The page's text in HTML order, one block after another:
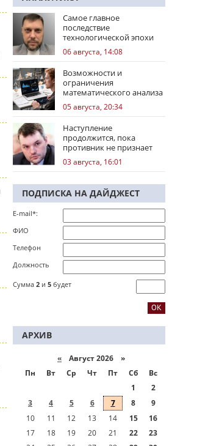
Самое главное
последствие
технологической эпохи
06 августа, 14:08
Возможности и
ограничения
математического анализа
избирательных кампаний
05 августа, 20:34
Наступление
продолжится, пока
противник не признает
стратегическое
поражение
03 августа, 16:01
ПОДПИСКА НА ДАЙДЖЕСТ
E-mail*:
ФИО
Телефон
Должность
Сумма 2 и 5 будет
АРХИВ
« Август 2026 »
Пн
Вт Ср Чт Пт Сб
Вс
1
2
3
4 5 6 7 8
9
10
11 12 13 14 15
16
17
18 19 20 21 22
23